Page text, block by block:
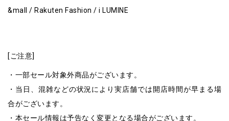
&mall / Rakuten Fashion / i LUMINE
[ご注意]
・一部セール対象外商品がございます。
・当日、混雑などの状況により実店舗では開店時間が早まる場
合がございます。
・本セール情報は予告なく変更となる場合がございます。